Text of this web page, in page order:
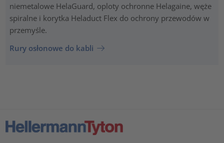
niemetalowe HelaGuard, oploty ochronne Helagaine, węże
spiralne i korytka Heladuct Flex do ochrony przewodów w
przemyśle.
Rury osłonowe do kabli